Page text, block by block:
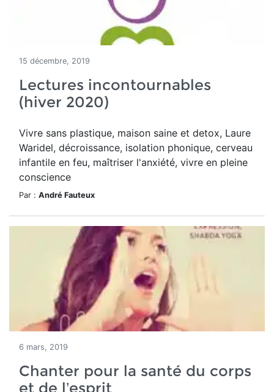
15 décembre, 2019
Lectures incontournables
(hiver 2020)
Vivre sans plastique, maison saine et detox, Laure
Waridel, décroissance, isolation phonique, cerveau
infantile en feu, maîtriser l'anxiété, vivre en pleine
conscience
Par : André Fauteux
6 mars, 2019
Chanter pour la santé du corps
et de l’esprit